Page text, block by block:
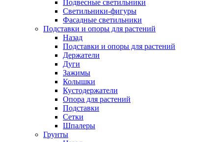
Подвесные светильники
Светильники-фигуры
Фасадные светильники
Подставки и опоры для растений
Назад
Подставки и опоры для растений
Держатели
Дуги
Зажимы
Колышки
Кустодержатели
Опора для растений
Подставки
Сетки
Шпалеры
Грунты